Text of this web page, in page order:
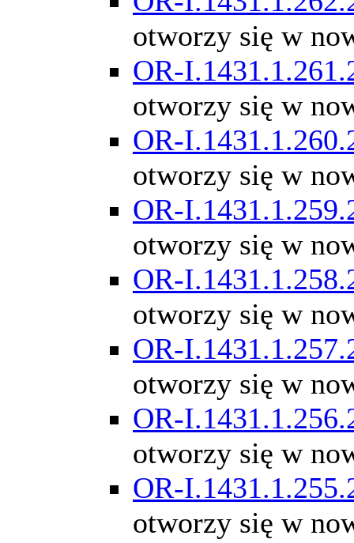
otworzy się w
OR-
otworzy się w
OR-
otworzy się w
OR-
otworzy się w
OR-
otworzy się w
OR-
otworzy się w
OR-
otworzy się w
OR-
otworzy się w